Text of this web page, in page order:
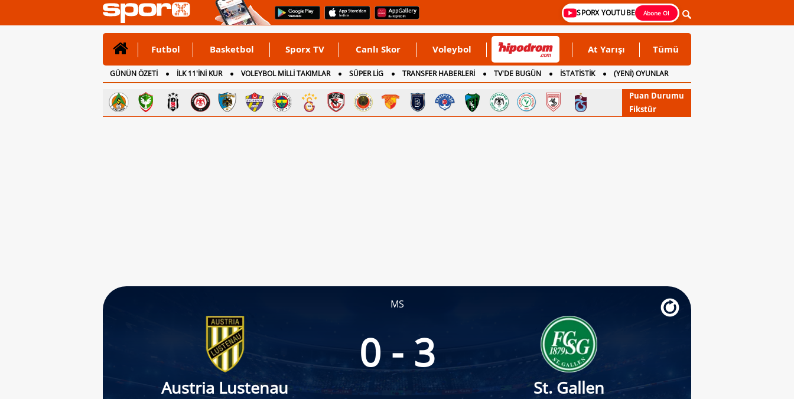
SPORX YOUTUBE Abone Ol
Futbol Basketbol Sporx TV Canlı Skor Voleybol At Yarışı Tümü
GÜNÜN ÖZETİ İLK 11'İNİ KUR VOLEYBOL MİLLİ TAKIMLAR SÜPER LİG TRANSFER HABERLERİ TV'DE BUGÜN İSTATİSTİK
(YENİ) OYUNLAR
CANLI ANLATIM
İNGİLTERE
Puan Durumu
Fikstür
MS
Austria Lustenau
0 - 3
St. Gallen